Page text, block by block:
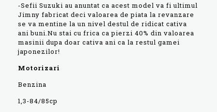
-Sefii Suzuki au anuntat ca acest model va fi ultimul
Jimny fabricat deci valoarea de piata la revanzare
se va mentine la un nivel destul de ridicat cativa
ani buni.Nu stai cu frica ca pierzi 40% din valoarea
masinii dupa doar cativa ani ca la restul gamei
japonezilor!
Motorizari
Benzina
1,3-84/85cp